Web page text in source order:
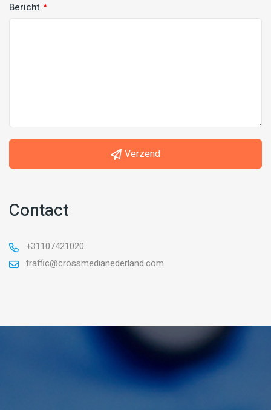
Bericht
Verzend
Contact
+31107421020
traffic@crossmedianederland.com